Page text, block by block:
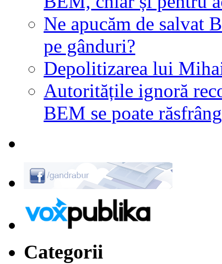
Ne apucăm de salvat
pe gânduri?
Depolitizarea lui
Autoritățile ignoră
BEM se poate
Categorii